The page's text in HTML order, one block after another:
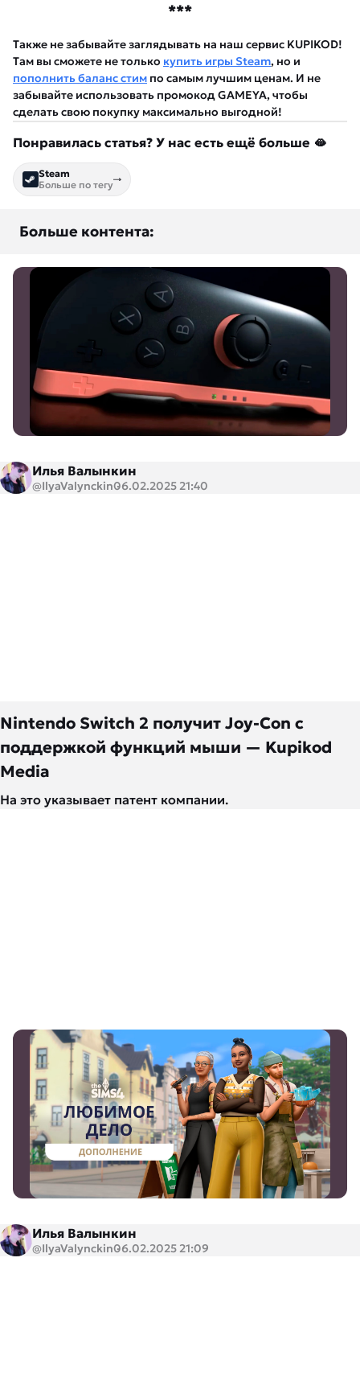
***
Также не забывайте заглядывать на наш сервис KUPIKOD!
Там вы сможете не только купить игры Steam, но и
пополнить баланс стим по самым лучшим ценам. И не
забывайте использовать промокод GAMEYA, чтобы
сделать свою покупку максимально выгодной!
Понравилась статья? У нас есть ещё больше 🫦
Steam
Больше по тегу
Больше контента:
Nintendo Switch 2 получит Joy-Con с
поддержкой функций мыши — Kupikod
Media
На это указывает патент компании.
Илья Валынкин
@IlyaValynckin06.02.2025 21:40
Илья Валынкин
@IlyaValynckin06.02.2025 21:09